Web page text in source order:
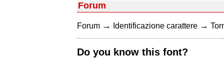
Forum
Forum → Identificazione carattere →
Do you know this font?